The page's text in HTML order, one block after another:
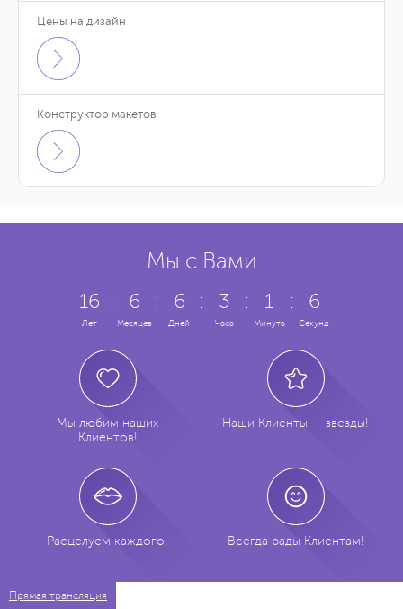
Цены на дизайн
Конструктор макетов
Мы с Вами
16
Лет
: 6
Месяцев
: 6
Дней
: 3
Часа
: 1
Минута
: 7
Секунд
Мы любим наших
Клиентов!
Наши Клиенты — звезды!
Расцелуем каждого! Всегда рады Клиентам!
Прямая трансляция